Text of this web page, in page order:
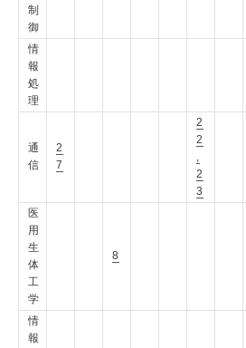
制
御
情
報
処
理
通
信
2
7
2
2
,
2
3
医
用
生
体
工
学
8
情
報